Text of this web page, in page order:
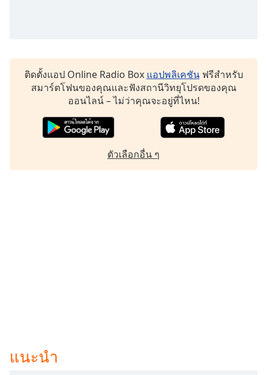
Dialog
ติดตั้งแอป Online Radio Box แอปพลิเคชันฟรีสำหรับ
สมาร์ตโฟนของคุณและฟังสถานีวิทยุโปรดของคุณ
ออนไลน์ – ไม่ว่าคุณจะอยู่ที่ไหน!
ตัวเลือกอื่น ๆ
แนะนำ